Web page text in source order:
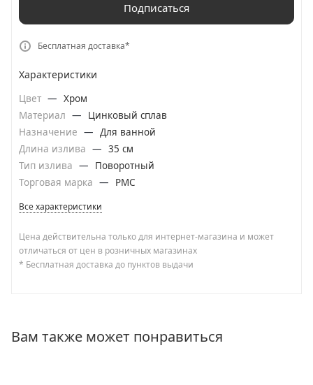
Подписаться
Бесплатная доставка*
Характеристики
Цвет — Хром
Материал —
Цинковый сплав
Назначение — Для ванной
Длина излива — 35 см
Тип излива —
Поворотный
Торговая марка — РМС
Все характеристики
Цена действительна только для интернет-магазина и может
отличаться от цен в розничных магазинах
* Бесплатная доставка до пунктов выдачи
Вам также может понравиться